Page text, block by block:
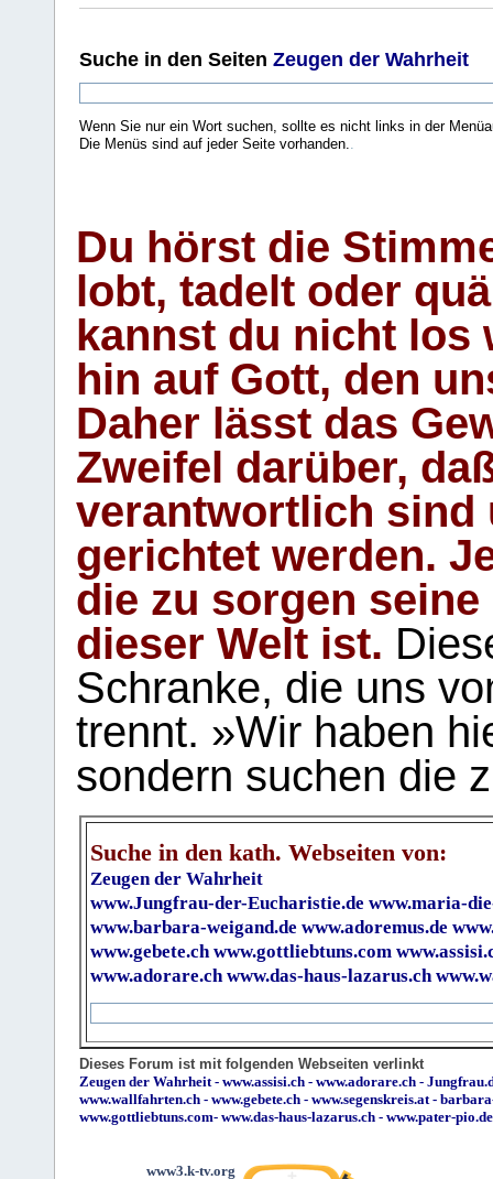
Suche in den Seiten Zeugen der Wahrheit
Wenn Sie nur ein Wort suchen, sollte es nicht links in der
Die Menüs sind auf jeder Seite vorhanden.
Du hörst die
lobt, tadelt oder
kannst du nicht los
hin auf Gott, den
Daher lässt das
Zweifel darüber,
verantwortlich sind
gerichtet werden.
die zu sorgen
dieser Welt ist.
Schranke, die uns
trennt. »Wir haben
sondern suchen die
Suche in den kath. Webseiten von:
Zeugen der Wahrheit
www.Jungfrau-der-Eucharistie.de www.maria-
www.barbara-weigand.de www.adoremus.de
www.gebete.ch www.gottliebtuns.com
www.adorare.ch www.das-haus-lazarus.ch
Dieses Forum ist mit folgenden Webseiten verlinkt
Zeugen der Wahrheit - www.assisi.ch - www.adorare.ch -
www.wallfahrten.ch - www.gebete.ch - www.segenskreis.at -
www.gottliebtuns.com- www.das-haus-lazarus.ch - www.pater-pio.de
www3.k-tv.org